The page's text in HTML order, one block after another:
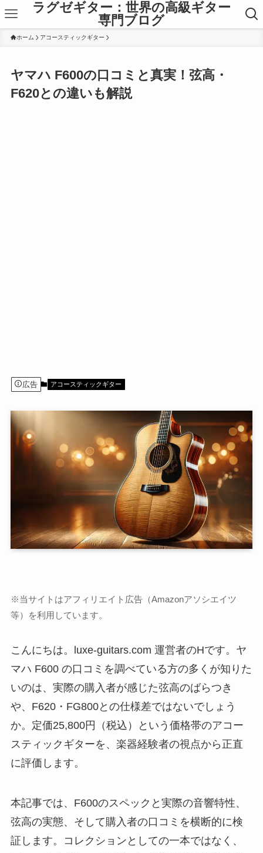
ラグゼギター：世界の高級ギター
専門ブログ
ホーム アコースティックギター
ヤマハ F600の口コミと真実！弦高・
F620との違いも解説
広告 アコースティックギター
※当サイトはアフィリエイト広告（Amazonアソシエイツ
等）を利用しています。
こんにちは。luxe-guitars.com 運営者のHです。ヤ
マハ F600 の口コミを調べている方の多くが知りた
いのは、実際の購入者が感じた弦高のばらつき
や、F620・FG800との仕様差ではないでしょう
か。定価25,800円（税込）という価格帯のアコー
スティックギターを、楽器経験者の視点から正直
に評価します。
本記事では、F600のスペックと実際の音響特性、
弦高の実態、そして購入者の口コミを横断的に検
証します。コレクションとしての一本ではなく、